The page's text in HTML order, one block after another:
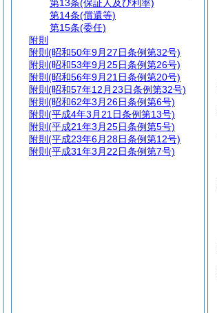
第13条(保証人及び利率)
第14条(償還等)
第15条(委任)
附則
附則 (昭和50年9月27日条例第32号)
附則 (昭和53年9月25日条例第26号)
附則 (昭和56年9月21日条例第20号)
附則 (昭和57年12月23日条例第32号)
附則 (昭和62年3月26日条例第6号)
附則 (平成4年3月21日条例第13号)
附則 (平成21年3月25日条例第5号)
附則 (平成23年6月28日条例第12号)
附則 (平成31年3月22日条例第7号)